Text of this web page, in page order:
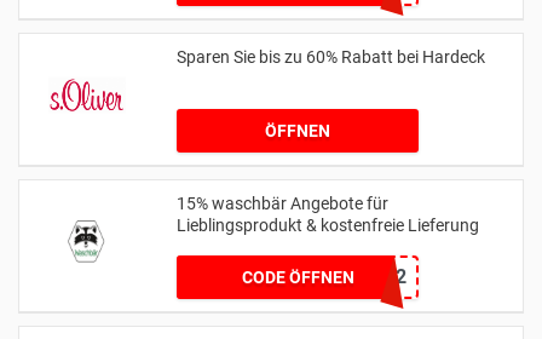
Sparen Sie bis zu 60% Rabatt bei Hardeck
ÖFFNEN
15% waschbär Angebote für
Lieblingsprodukt & kostenfreie Lieferung
CODE ÖFFNEN35H952